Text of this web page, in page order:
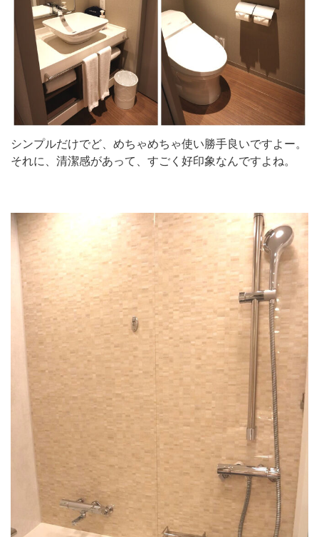
シンプルだけでど、めちゃめちゃ使い勝手良いですよー。
それに、清潔感があって、すごく好印象なんですよね。